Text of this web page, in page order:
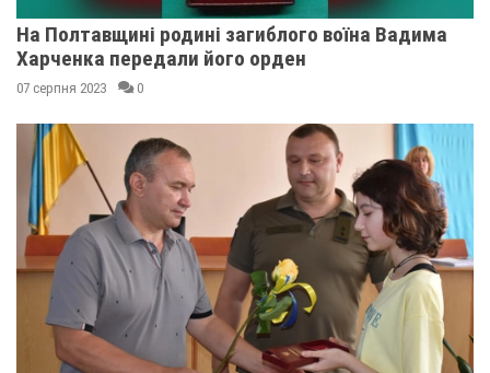
На Полтавщині родині загиблого воїна Вадима
Харченка передали його орден
07 серпня 2023 0